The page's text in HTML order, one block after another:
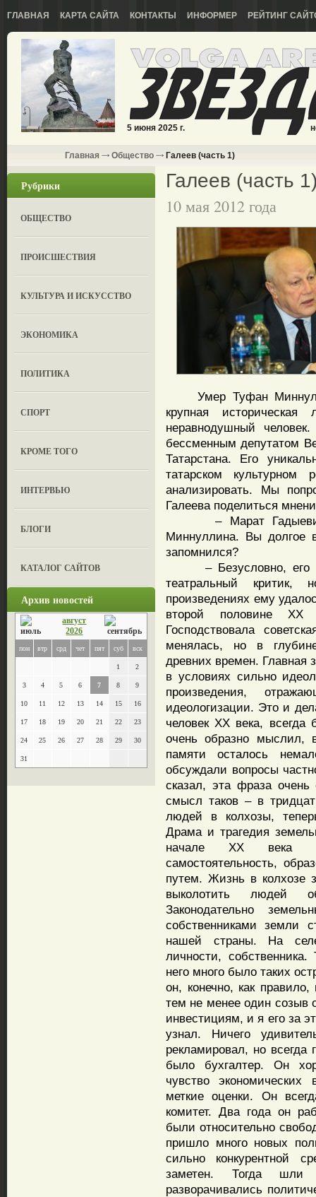
ГЛАВНАЯ КАРТА САЙТА КОНТАКТЫ ИНФОРМЕР РЕЙТИНГ
5 июня 2025 г.
Главная Общество Галеев (часть 1)
Рубрики
ОБЩЕСТВО
ПРОИСШЕСТВИЯ
КУЛЬТУРА И ИСКУССТВО
ЭКОНОМИКА
ПОЛИТИКА
СПОРТ
КРОМЕ ТОГО
ИНТЕРВЬЮ
БЛОГИ
КАТАЛОГ САЙТОВ
Архив новостей
август
2026
пон втр срд чет пят суб вск
1 2
3 4 5 6 7 8 9
10 11 12 13 14 15 16
17 18 19 20 21 22 23
24 25 26 27 28 29 30
31
Галеев (часть
10 мая 2012 года
Умер Туфан
крупная историческая
неравнодушный
бессменным депутатом
Татарстана. Его
татарском
анализировать. Мы
Галеева поделиться
– Марат Гадыевич,
Миннуллина. Вы долгое
запомнился?
– Безусловно, его
театральный
произведениях ему
второй половине XX
Господствовала
менялась, но в
древних времен. Главная
в условиях сильно
произведения,
идеологизации. Это и
человек XX века,
очень образно
памяти осталось
обсуждали вопросы
сказал, эта фраза очень
смысл таков – в
людей в колхозы,
Драма и трагедия
начале XX века
самостоятельность,
путем. Жизнь в колхозе
выколотить людей
Законодательно
собственниками земли
нашей страны. На
личности,
него много было таких
он, конечно, как
тем не менее один созыв
инвестициям, и я его за
узнал. Ничего
рекламировал, но всегда
было бухгалтер. Он
чувство
меткие оценки. Он
комитет. Два года он
были относительно
пришло много новых
сильно конкурентной
заметен. Тогда шли
разворачивались